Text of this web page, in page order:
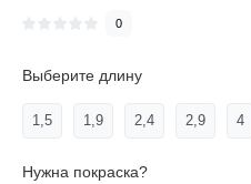
0
Выберите длину
1,5 1,9 2,4 2,9 4
Нужна покраска?